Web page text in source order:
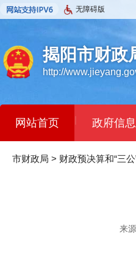
无障碍版
揭阳市财政
http://
网站首页 | 政府信
市财政局 > 财政预决算和“三
来